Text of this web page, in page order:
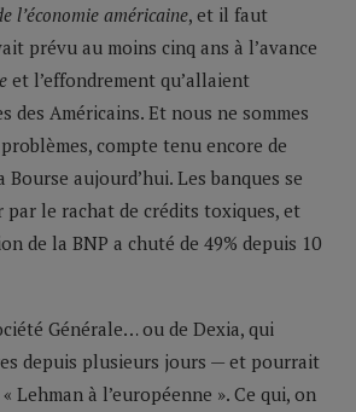
l’économie américaine, et il faut
prévu au moins cinq ans à l’avance
et l’effondrement qu’allaient
des Américains. Et nous ne sommes
compte tenu encore de
Bourse aujourd’hui. Les banques se
par le rachat de crédits toxiques, et
de la BNP a chuté de 49% depuis 10
Générale… ou de Dexia, qui
depuis plusieurs jours — et pourrait
Lehman à l’européenne ». Ce qui, on